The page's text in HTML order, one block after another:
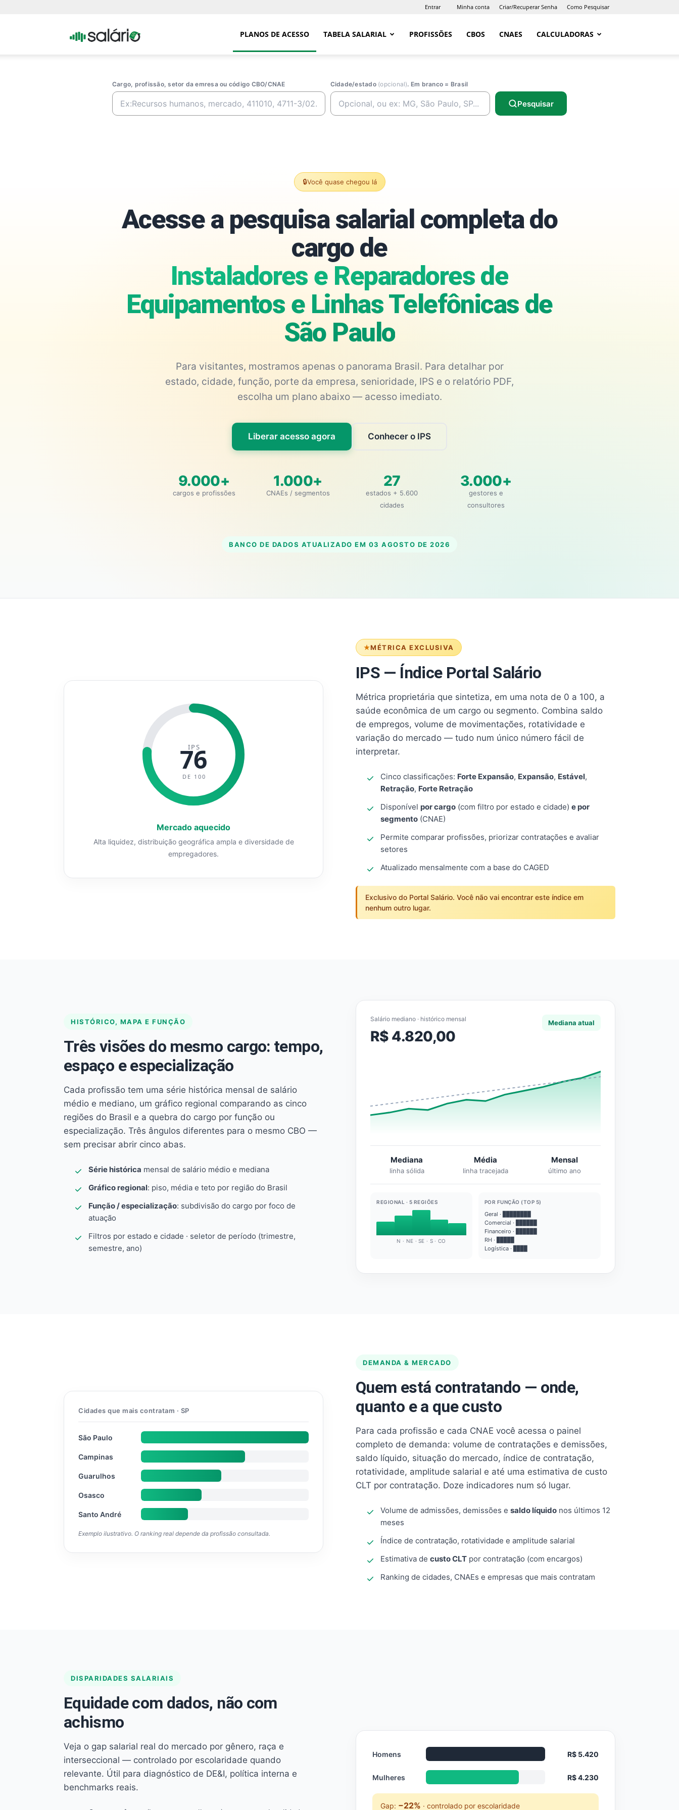
Entrar Minha conta Criar/Recuperar Senha Como Pesquisar
Portal PLANOS DE ACESSO TABELA SALARIAL PROFISSÕES CBOS CNAES CALCULADORAS
Cargo, profissão, setor da emresa ou código CBO/CNAE Cidade/estado (opcional). Em branco = Brasil
Pesquisar
🔒Você quase chegou lá
Acesse a pesquisa salarial completa do
cargo de
Instaladores e Reparadores de
Equipamentos e Linhas Telefônicas de
São Paulo
Para visitantes, mostramos apenas o panorama Brasil. Para detalhar por
estado, cidade, função, porte da empresa, senioridade, IPS e o relatório PDF,
escolha um plano abaixo — acesso imediato.
Liberar acesso agora Conhecer o IPS
9.000+
cargos e profissões
1.000+
CNAEs / segmentos
27
estados + 5.600
cidades
3.000+
gestores e
consultores
BANCO DE DADOS ATUALIZADO EM 03 AGOSTO DE 2026
MÉTRICA EXCLUSIVA
IPS — Índice Portal Salário
Métrica proprietária que sintetiza, em uma nota de 0 a 100, a
saúde econômica de um cargo ou segmento. Combina saldo
de empregos, volume de movimentações, rotatividade e
variação do mercado — tudo num único número fácil de
interpretar.
Cinco classificações: Forte Expansão, Expansão, Estável,
Retração, Forte Retração
Disponível por cargo (com filtro por estado e cidade) e por
segmento (CNAE)
Permite comparar profissões, priorizar contratações e avaliar
setores
Atualizado mensalmente com a base do CAGED
Exclusivo do Portal Salário. Você não vai encontrar este índice em
nenhum outro lugar.
IPS
76
DE 100
Mercado aquecido
Alta liquidez, distribuição geográfica ampla e diversidade de
empregadores.
HISTÓRICO, MAPA E FUNÇÃO
Três visões do mesmo cargo: tempo,
espaço e especialização
Cada profissão tem uma série histórica mensal de salário
médio e mediano, um gráfico regional comparando as cinco
regiões do Brasil e a quebra do cargo por função ou
especialização. Três ângulos diferentes para o mesmo CBO —
sem precisar abrir cinco abas.
Série histórica mensal de salário médio e mediana
Gráfico regional: piso, média e teto por região do Brasil
Função / especialização: subdivisão do cargo por foco de
atuação
Filtros por estado e cidade · seletor de período (trimestre,
semestre, ano)
Salário mediano · histórico mensal
R$ 4.820,00
Mediana atual
Mediana
linha sólida
Média
linha tracejada
Mensal
último ano
REGIONAL · 5 REGIÕES
N · NE · SE · S · CO
POR FUNÇÃO (TOP 5)
Geral · ████████
Comercial · ██████
Financeiro · ██████
RH · █████
Logística · ████
DEMANDA & MERCADO
Quem está contratando — onde,
quanto e a que custo
Para cada profissão e cada CNAE você acessa o painel
completo de demanda: volume de contratações e demissões,
saldo líquido, situação do mercado, índice de contratação,
rotatividade, amplitude salarial e até uma estimativa de custo
CLT por contratação. Doze indicadores num só lugar.
Volume de admissões, demissões e saldo líquido nos últimos 12
meses
Índice de contratação, rotatividade e amplitude salarial
Estimativa de custo CLT por contratação (com encargos)
Ranking de cidades, CNAEs e empresas que mais contratam
Cidades que mais contratam · SP
São Paulo
Campinas
Guarulhos
Osasco
Santo André
Exemplo ilustrativo. O ranking real depende da profissão consultada.
DISPARIDADES SALARIAIS
Equidade com dados, não com
achismo
Veja o gap salarial real do mercado por gênero, raça e
interseccional — controlado por escolaridade quando
relevante. Útil para diagnóstico de DE&I, política interna e
benchmarks reais.
Homens R$ 5.420
Mulheres R$ 4.230
Gap: −22% · controlado por escolaridade